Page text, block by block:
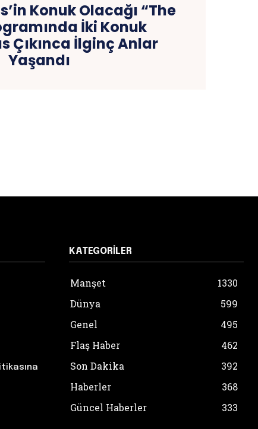
Konuk Olacağı “The
İki Konuk
Çıkınca İlginç Anlar
Yaşandı
KATEGORILER
Manşet
1330
Dünya
599
Genel
495
Flaş Haber
462
Son Dakika
392
Haberler
368
Güncel Haberler
333